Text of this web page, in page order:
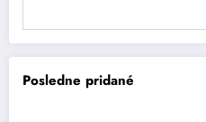
Posledne pridané